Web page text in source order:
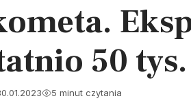
50
5 minut czytania